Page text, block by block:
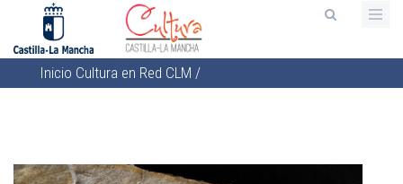
contenido
principal
Sobrescribir
ayuda
Inicio Cultura en Red CLM /